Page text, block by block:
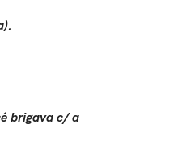
brigava c/ a